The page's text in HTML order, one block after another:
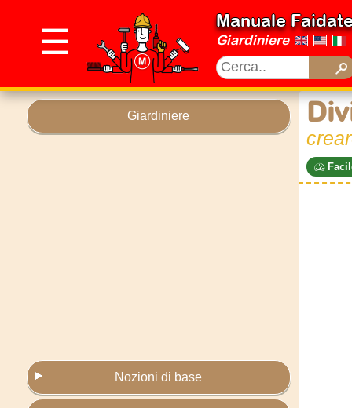
☰
Manuale
Giardiniere
Giardiniere
Nozioni di base